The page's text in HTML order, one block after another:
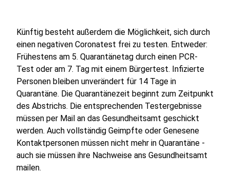
Künftig besteht außerdem die Möglichkeit, sich durch
einen negativen Coronatest frei zu testen. Entweder:
Frühestens am 5. Quarantänetag durch einen PCR-
Test oder am 7. Tag mit einem Bürgertest. Infizierte
Personen bleiben unverändert für 14 Tage in
Quarantäne. Die Quarantänezeit beginnt zum Zeitpunkt
des Abstrichs. Die entsprechenden Testergebnisse
müssen per Mail an das Gesundheitsamt geschickt
werden. Auch vollständig Geimpfte oder Genesene
Kontaktpersonen müssen nicht mehr in Quarantäne -
auch sie müssen ihre Nachweise ans Gesundheitsamt
mailen.